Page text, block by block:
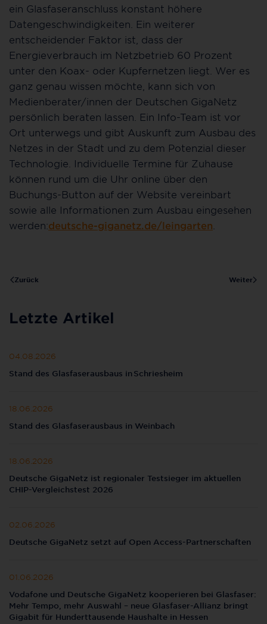
ein Glasfaseranschluss konstant höhere
Datengeschwindigkeiten. Ein weiterer
entscheidender Faktor ist, dass der
Energieverbrauch im Netzbetrieb 60 Prozent
unter den Koax- oder Kupfernetzen liegt. Wer es
ganz genau wissen möchte, kann sich von
Medienberater/innen der Deutschen GigaNetz
persönlich beraten lassen. Ein Info-Team ist vor
Ort unterwegs und gibt Auskunft zum Ausbau des
Netzes in der Stadt und zu dem Potenzial dieser
Technologie. Individuelle Termine für Zuhause
können rund um die Uhr online über den
Buchungs-Button auf der Website vereinbart
sowie alle Informationen zum Ausbau eingesehen
werden:deutsche-giganetz.de/leingarten
Zurück Weiter
Letzte Artikel
04.08.2026
Stand des Glasfaserausbaus in Schriesheim
18.06.2026
Stand des Glasfaserausbaus in Weinbach
18.06.2026
Deutsche GigaNetz ist regionaler Testsieger im aktuellen
CHIP-Vergleichstest 2026
02.06.2026
Deutsche GigaNetz setzt auf Open Access-Partnerschaften
01.06.2026
Vodafone und Deutsche GigaNetz kooperieren bei Glasfaser:
Mehr Tempo, mehr Auswahl – neue Glasfaser-Allianz bringt
Gigabit für Hunderttausende Haushalte in Hessen